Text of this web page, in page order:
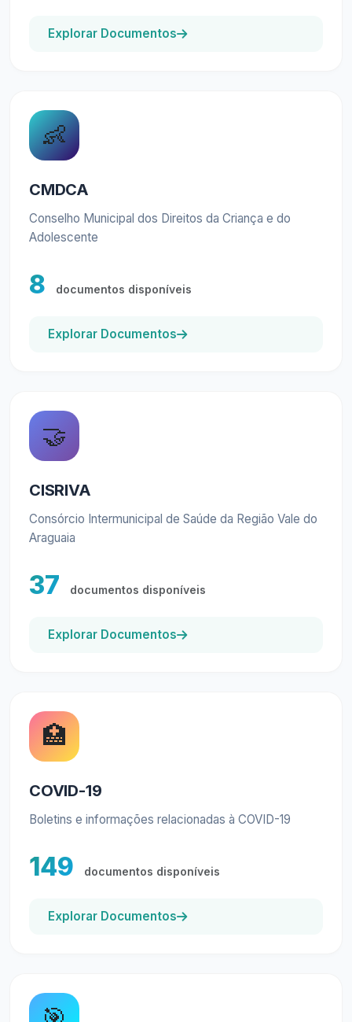
Explorar Documentos
👶
CMDCA
Conselho Municipal dos Direitos da Criança e do
Adolescente
8 documentos disponíveis
Explorar Documentos
🤝
CISRIVA
Consórcio Intermunicipal de Saúde da Região Vale do
Araguaia
37 documentos disponíveis
Explorar Documentos
🏥
COVID-19
Boletins e informações relacionadas à COVID-19
149 documentos disponíveis
Explorar Documentos